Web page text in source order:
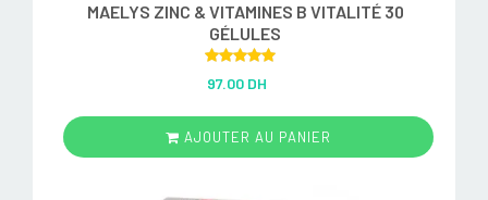
MAELYS ZINC & VITAMINES B VITALITÉ 30
GÉLULES
out of 5
97.00 DH
AJOUTER AU PANIER